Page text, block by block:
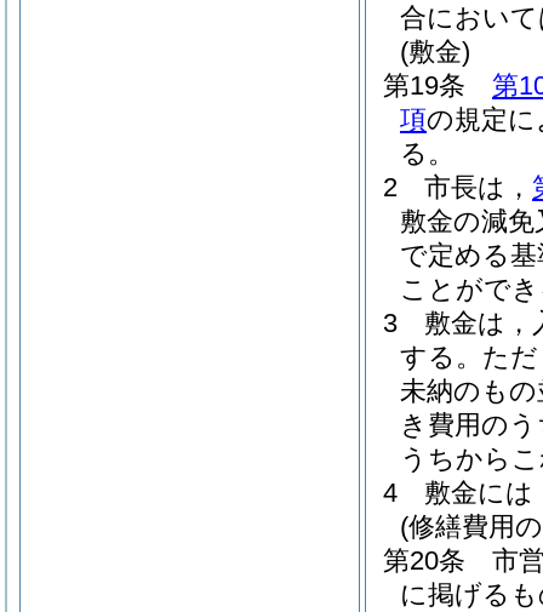
合におい
(敷金)
第19条
第
項の規定
る。
2
市長は，
敷金の減
で定める
ことがで
3
敷金は，
する。 た
未納のも
き費用の
うちから
4
敷金には
(修繕費用
第20条
市
に掲げる